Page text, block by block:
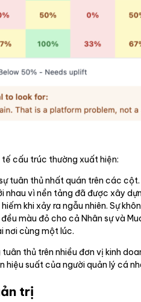
tế cấu trúc thường xuất hiện:
tuân thủ nhất quán trên các
nhau vì nền tảng đã được xây
khi xảy ra ngẫu nhiên. Sự
màu đỏ cho cả Nhân sự và
nơi cùng một lúc.
thủ trên nhiều đơn vị kinh
hiệu suất của người quản lý cá
trị